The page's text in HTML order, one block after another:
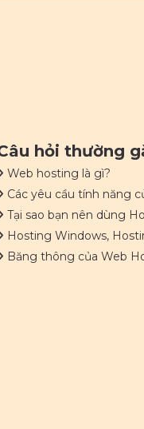
hỏi thường
Web hosting là gì?
Các yêu cầu tính năng
Tại sao bạn nên dùng
Hosting Windows,
Băng thông của Web